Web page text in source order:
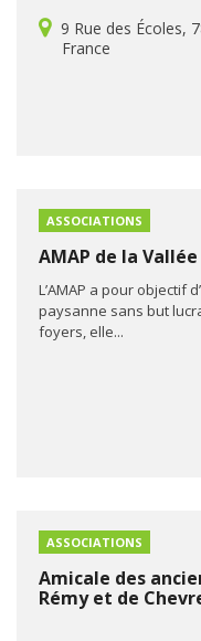
9 Rue des Écoles,
France
ASSOCIATIONS
AMAP de la Vallée
L’AMAP a pour objectif
paysanne sans but
foyers, elle...
ASSOCIATIONS
Amicale des
Rémy et de